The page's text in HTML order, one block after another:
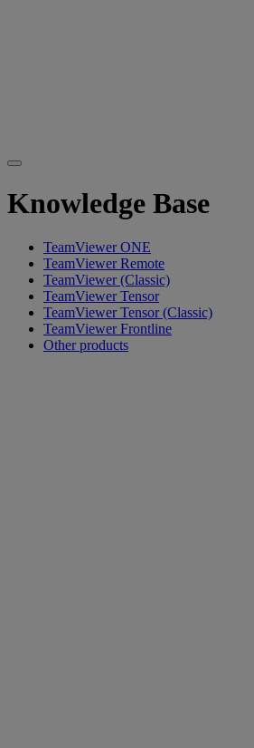
Knowledge Base
TeamViewer ONE
TeamViewer Remote
TeamViewer (Classic)
TeamViewer Tensor
TeamViewer Tensor (Classic)
TeamViewer Frontline
Other products